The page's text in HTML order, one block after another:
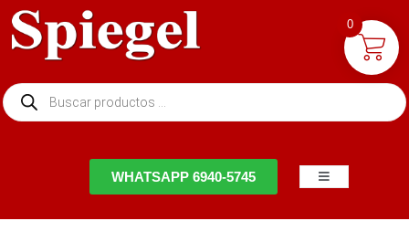
WHATSAPP 6940-5745
0